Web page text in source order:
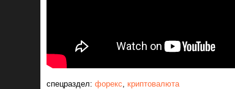
спецраздел: форекс криптовалюта